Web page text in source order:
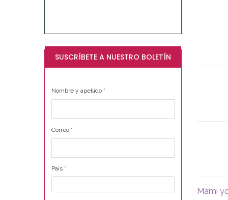
Mami
SUSCRÍBETE A NUESTRO BOLETÍN
Nombre y apellido *
Correo *
País *